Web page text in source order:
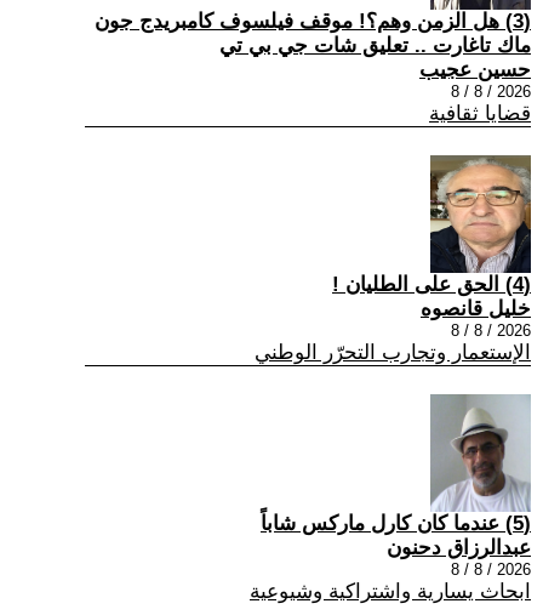
(3) هل الزمن وهم؟! موقف فيلسوف كامبريدج جون
ماك تاغارت .. تعليق شات جي بي تي
حسين عجيب
2026 / 8 / 8
قضايا ثقافية
(4) الحق على الطليان !
خليل قانصوه
2026 / 8 / 8
الإستعمار وتجارب التحرّر الوطني
(5) عندما كان كارل ماركس شاباً
عبدالرزاق دحنون
2026 / 8 / 8
ابحاث يسارية واشتراكية وشيوعية